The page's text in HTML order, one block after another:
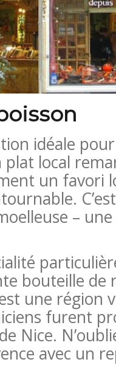
idéale
plat local
un favori
–
bouteille de
une région
furent
Nice.
avec un